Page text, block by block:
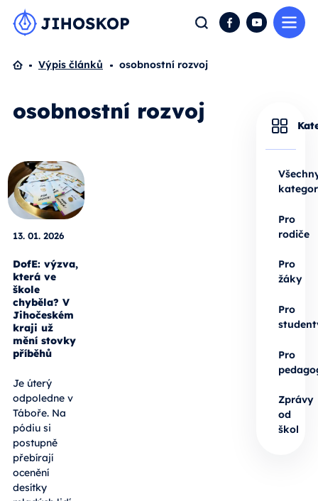
Hledat FacebookYouTube
Domů
Výpis článků osobnostní rozvoj
osobnostní rozvoj
13. 01. 2026
DofE: výzva,
která ve
škole
chyběla? V
Jihočeském
kraji už
mění stovky
příběhů
Je úterý
odpoledne v
Táboře. Na
pódiu si
postupně
přebírají
ocenění
desítky
Pro
rodiče
Pro
žáky
Pro
Pro
Zprávy
od
škol